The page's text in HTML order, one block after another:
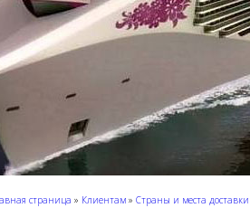
страница » Клиентам » Страны и места доставки